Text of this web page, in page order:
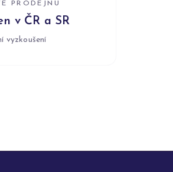
PRODEJNU
v ČR a SR
vyzkoušení